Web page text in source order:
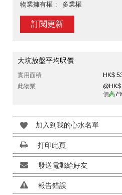
物業擁有權
多業權
訂閱更新
大坑放盤平均呎價
實用面積
HK$
此物業
@HK$
價高
加入到我的心水名單
打印此頁
發送電郵給好友
報告錯誤